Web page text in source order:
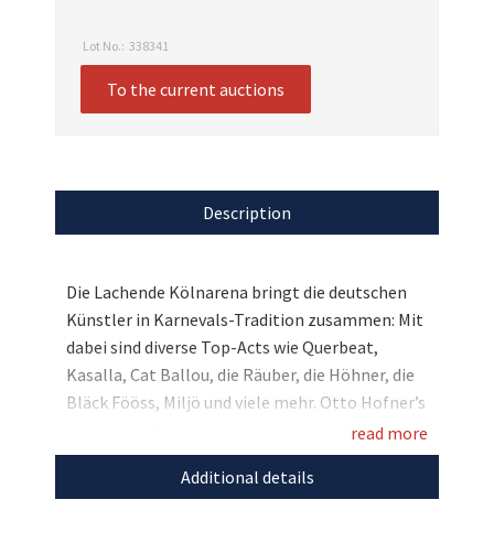
Lot No.: 338341
To the current auctions
Description
Die Lachende Kölnarena bringt die deutschen
Künstler in Karnevals-Tradition zusammen: Mit
dabei sind diverse Top-Acts wie Querbeat,
Kasalla, Cat Ballou, die Räuber, die Höhner, die
Bläck Fööss, Miljö und viele mehr. Otto Hofner’s
„Lachende Kölnarena“ ist der Inbegriff für
volkstümlich-rheinischen Frohsinn und der
Höhepunkt in der Karnevalssession in der
read more
Additional details